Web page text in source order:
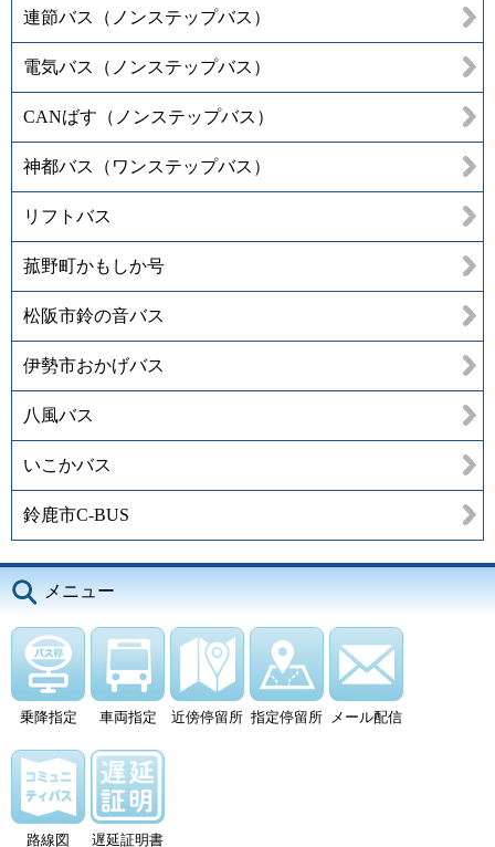
連節バス（ノンステップバス）
電気バス（ノンステップバス）
CANばす（ノンステップバス）
神都バス（ワンステップバス）
リフトバス
菰野町かもしか号
松阪市鈴の音バス
伊勢市おかげバス
八風バス
いこかバス
鈴鹿市C-BUS
メニュー
乗降指定 車両指定 近傍停留所 指定停留所 メール配信
路線図 遅延証明書